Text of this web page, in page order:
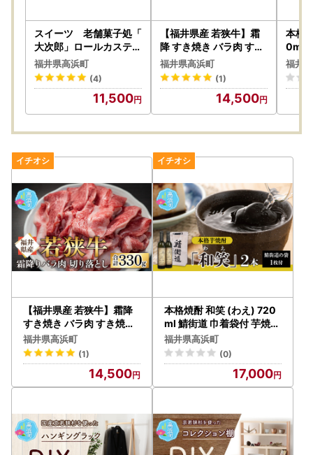
スイーツ 老舗菓子処「
大次郎」ロールカステラ
バタークリーム ロー
ルカステラ プレーン
ギフト
福井県高浜町
(4)
11,500
【福井県産 若狭牛】霜
降 すき焼き バラ肉 すき
焼き 切り落し 330g
福井県高浜町
(1)
14,500
本格
0ml
焼酎
易包
福井
【福井県産 若狭牛】霜降
すき焼き バラ肉 すき焼き
切り落し 330g
福井県高浜町
(1)
14,500
本格焼酎 和笑 (わえ) 720
ml 鯖街道 巾着袋付 芋焼酎
お酒 地酒 福井県 簡易包装
福井県高浜町
(0)
17,000